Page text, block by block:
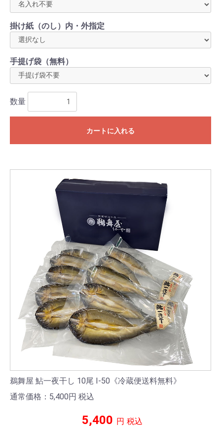
掛け紙（のし）内・外指定
手提げ袋（無料）
数量
カートに入れる
鵜舞屋 鮎一夜干し 10尾 I-50《冷蔵便送料無料》
通常価格：5,400円 税込
5,400 円 税込